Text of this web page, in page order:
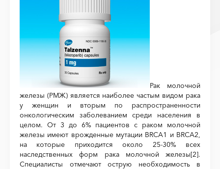
Рак молочной
железы (РМЖ) является наиболее частым видом рака
у женщин и вторым по распространенности
онкологическим заболеванием среди населения в
целом. От 3 до 6% пациентов с раком молочной
железы имеют врожденные мутации BRCA1 и BRCA2,
на которые приходится около 25-30% всех
наследственных форм рака молочной железы[2].
Специалисты отмечают острую необходимость в